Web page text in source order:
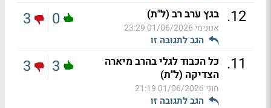
12
. בגץ ערב רב (ל"ת)
אנונימי01/06/2026 23:29
הגב לתגובה זו
0
3
11
. כל הכבוד לגלי בהרב מיארה
הצדיקה (ל"ת)
חוני01/06/2026 21:19
הגב לתגובה זו
3
3